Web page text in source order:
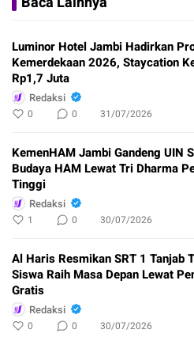
Luminor Hotel Jambi Hadirkan
Kemerdekaan 2026, Staycation
Rp1,7 Juta
Redaksi
0 0 31/07/2026
KemenHAM Jambi Gandeng UIN
Budaya HAM Lewat Tri Dharma
Tinggi
Redaksi
1 0 30/07/2026
Al Haris Resmikan SRT 1 Tanjab
Siswa Raih Masa Depan Lewat
Gratis
Redaksi
0 0 30/07/2026